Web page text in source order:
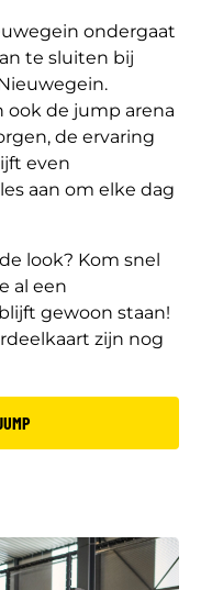
ondergaat
te sluiten bij
ook de jump arena
de ervaring
even
aan om elke dag
look? Kom snel
al een
gewoon staan!
zijn nog